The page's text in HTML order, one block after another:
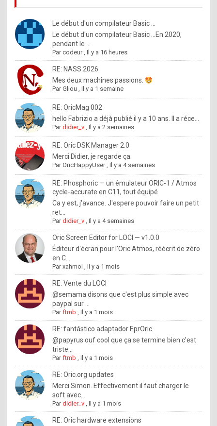
%
m
a
d
b
y
o
l
e
x
.
I
f
y
o
u
w
a
n
t
o
n
o
w
h
o
Le début d'un compilateur Basic ...
Le début d'un compilateur Basic ...En 2020,
pendant le ...
Parcodeur,Il y a 16 heures
RE: NASS 2026
Mes deux machines passions.
ParGliou ,Il y a 1 semaine
RE: OricMag 002
hello Fabrizio a déjà publié il y a 10 ans. Il a réce...
Pardidier_v ,Il y a 2 semaines
RE: Oric DSK Manager 2.0
Merci Didier, je regarde ça.
ParOricHappyUser,Il y a 4 semaines
RE: Phosphoric — un émulateur ORIC-1 / Atmos
cycle-accurate en C11, tout équipé
Ca y est, j'avance. J'espere pouvoir faire un petit
ret...
Pardidier_v ,Il y a 4 semaines
Oric Screen Editor for LOCI — v1.0.0
Éditeur d'écran pour l'Oric Atmos, réécrit de zéro
en C...
Parxahmol ,Il y a 1 mois
RE: Vente du LOCI
@semama disons que c'est plus simple avec
paypal sur ...
Parftmb ,Il y a 1 mois
RE: fantástico adaptador EprOric
@papyrus ouf cool que ça se termine bien c'est
triste...
Parftmb ,Il y a 1 mois
RE: Oric.org updates
Merci Simon. Effectivement il faut charger le
soft avec...
Pardidier_v ,Il y a 1 mois
RE: Oric hardware extensions